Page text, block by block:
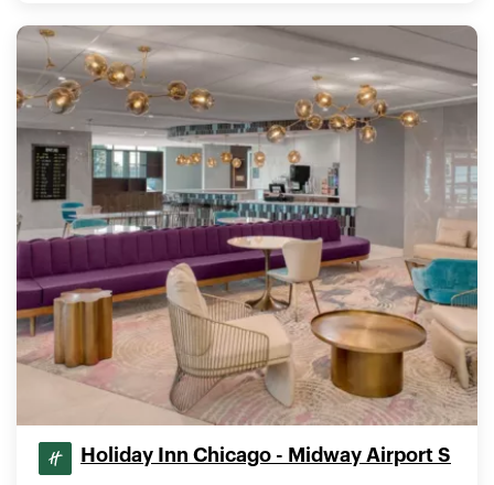
Holiday Inn Chicago - Midway Airport S